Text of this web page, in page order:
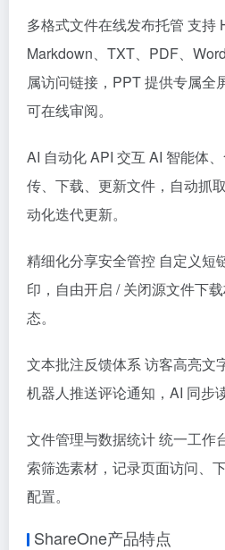
多格式文件在线发布托管 支持
Markdown、TXT、PDF、
属访问链接，PPT 提供专属全
可在线审阅。
AI 自动化 API 交互 AI 智能体
传、下载、更新文件，自动抓
动化迭代更新。
精细化分享安全管控 自定义短
印，自由开启 / 关闭源文件下
态。
文本批注反馈体系 访客高亮文
机器人推送评论通知，AI 同步
文件管理与数据统计 统一工作
索筛选素材，记录页面访问、
配置。
ShareOne产品特点